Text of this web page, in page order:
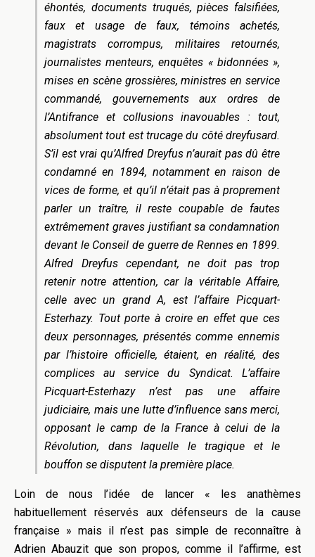
éhontés, documents truqués, pièces falsifiées,
faux et usage de faux, témoins achetés,
magistrats corrompus, militaires retournés,
journalistes menteurs, enquêtes « bidonnées »,
mises en scène grossières, ministres en service
commandé, gouvernements aux ordres de
l’Antifrance et collusions inavouables : tout,
absolument tout est trucage du côté dreyfusard.
S’il est vrai qu’Alfred Dreyfus n’aurait pas dû être
condamné en 1894, notamment en raison de
vices de forme, et qu’il n’était pas à proprement
parler un traître, il reste coupable de fautes
extrêmement graves justifiant sa condamnation
devant le Conseil de guerre de Rennes en 1899.
Alfred Dreyfus cependant, ne doit pas trop
retenir notre attention, car la véritable Affaire,
celle avec un grand A, est l’affaire Picquart-
Esterhazy. Tout porte à croire en effet que ces
deux personnages, présentés comme ennemis
par l’histoire officielle, étaient, en réalité, des
complices au service du Syndicat. L’affaire
Picquart-Esterhazy n’est pas une affaire
judiciaire, mais une lutte d’influence sans merci,
opposant le camp de la France à celui de la
Révolution, dans laquelle le tragique et le
bouffon se disputent la première place.
Loin de nous l’idée de lancer « les anathèmes
habituellement réservés aux défenseurs de la cause
française » mais il n’est pas simple de reconnaître à
Adrien Abauzit que son propos, comme il l’affirme, est